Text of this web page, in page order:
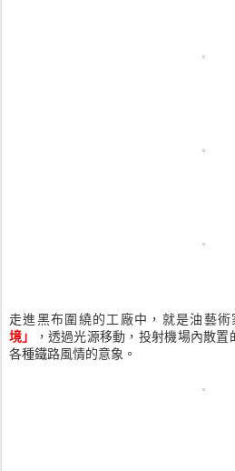
走進黑布圍繞的工廠中，就是油藝
境」
，透過光源移動，投射機場內散
各種鐵路風情的意象。